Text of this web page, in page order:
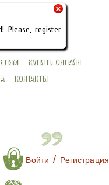
Please, register
КУПИТЬ ОНЛАЙН
КОНТАКТЫ
Войти / Регистрация